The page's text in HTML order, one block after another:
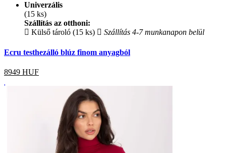
Univerzális
(15 ks)
Szállítás az otthoni:
Külső tároló (15 ks)
Szállítás 4-7 munkanapon belül
Ecru testhezálló blúz finom anyagból
8949 HUF